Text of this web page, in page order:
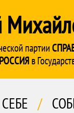
партии
в
/